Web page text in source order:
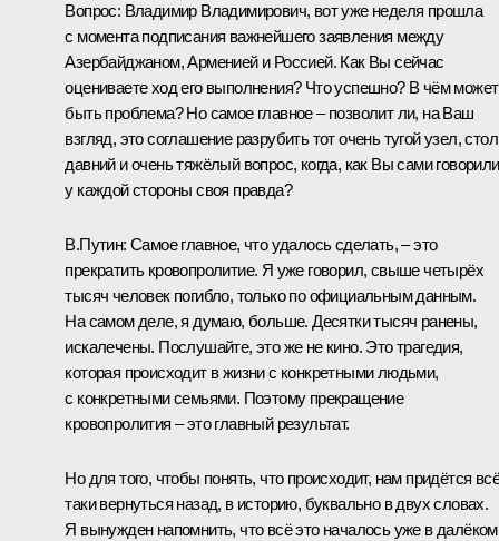
Вопрос: Владимир Владимирович, вот уже неделя прошла
с момента подписания важнейшегозаявления между
Азербайджаном, Арменией и Россией. Как Вы сейчас
оцениваете ход его выполнения? Что успешно? В чём может
быть проблема? Но самое главное – позволит ли, на Ваш
взгляд, это соглашение разрубить тот очень тугой узел,
давний и очень тяжёлый вопрос, когда, как Вы сами
у каждой стороны своя правда?
В.Путин: Самое главное, что удалось сделать, – это
прекратить кровопролитие. Я уже говорил, свыше четырёх
тысяч человек погибло, только по официальным данным.
На самом деле, я думаю, больше. Десятки тысяч ранены,
искалечены. Послушайте, это же не кино. Это трагедия,
которая происходит в жизни с конкретными людьми,
с конкретными семьями. Поэтому прекращение
кровопролития – это главный результат.
Но для того, чтобы понять, что происходит, нам придётся
таки вернуться назад, в историю, буквально в двух словах.
Я вынужден напомнить, что всё это началось уже в далёком